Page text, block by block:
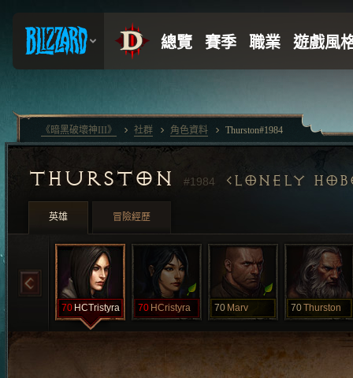
THURSTON #1984 LONELY
英雄 冒險經歷
70 HCTristyra 70 HCristyra 70 Marv 70Thurston
《暗黑破壞神III》 社群 角色資料 Thurston#1984